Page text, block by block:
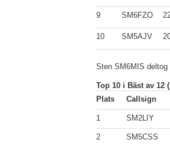
9 SM6FZO
10 SM5AJV
Sten SM6MIS
Top 10 i Bäst av 12
Plats
Callsign
1 SM2LIY
2 SM5CSS